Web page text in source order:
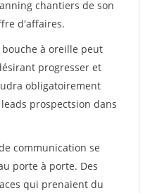
chantiers de son
d'affaires.
à oreille peut
progresser et
obligatoirement
prospectsion dans
communication se
porte à porte. Des
qui prenaient du